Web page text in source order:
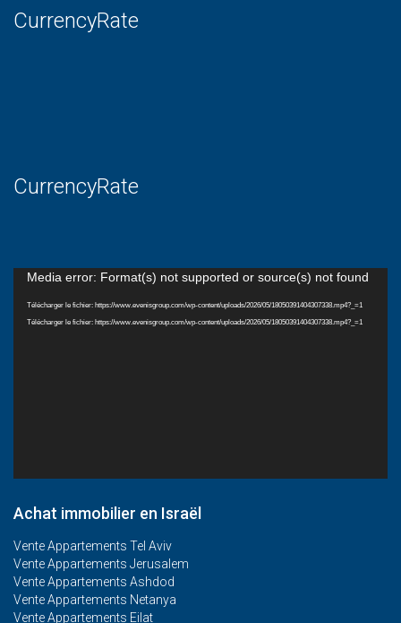
CurrencyRate
CurrencyRate
Lecteur
Media error: Format(s) not supported or source(s) not found
Télécharger le fichier: https://www.evenisgroup.com/wp-content/uploads/2026/05/18050391404307338.mp4?_=1
Télécharger le fichier: https://www.evenisgroup.com/wp-content/uploads/2026/05/18050391404307338.mp4?_=1
Achat immobilier en Israël
Vente Appartements Tel Aviv
Vente Appartements Jerusalem
Vente Appartements Ashdod
Vente Appartements Netanya
Vente Appartements Eilat